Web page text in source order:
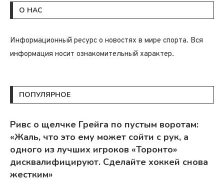
О НАС
Информационный ресурс о новостях в мире спорта. Вся
информация носит ознакомительный характер.
ПОПУЛЯРНОЕ
Ривс о щелчке Грейга по пустым воротам:
«Жаль, что это ему может сойти с рук, а
одного из лучших игроков «Торонто»
дисквалифицируют. Сделайте хоккей снова
жестким»